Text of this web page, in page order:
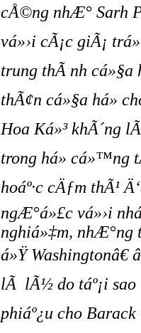
cÅ©ng nhÆ° Sarh
vá»›i cÃ¡c giÃ¡
trung thÃ nh cá»§a
thÃ¢n cá»§a há»
Hoa Ká»³ khÃ´ng
trong há» cá»™ng
hoáº·c cÄƒm thÃ¹
ngÆ°á»£c vá»›i
nghiá»‡m, nhÆ°ng
á»Ÿ Washingtonâ€
lÃ lÃ½ do táº¡i sao
phiáº¿u cho Barack